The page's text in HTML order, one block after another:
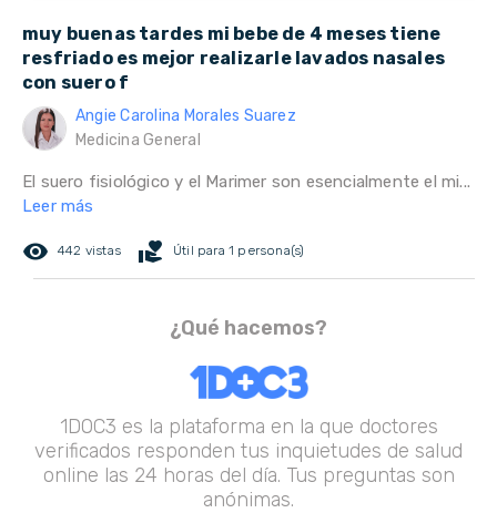
muy buenas tardes mi bebe de 4 meses tiene
resfriado es mejor realizarle lavados nasales
con suero f
Angie Carolina Morales Suarez
Medicina General
El suero fisiológico y el Marimer son esencialmente el mi...
Leer más
remove_red_eye 442 vistas volunteer_activism Útil para 1 persona(s)
¿Qué hacemos?
1DOC3 es la plataforma en la que doctores
verificados responden tus inquietudes de salud
online las 24 horas del día. Tus preguntas son
anónimas.